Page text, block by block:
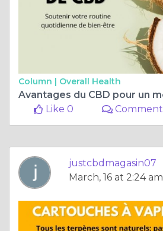
Column | Overall Health
Like 0
Comment
justcbdmagasin07
March, 16 at 2:24 am